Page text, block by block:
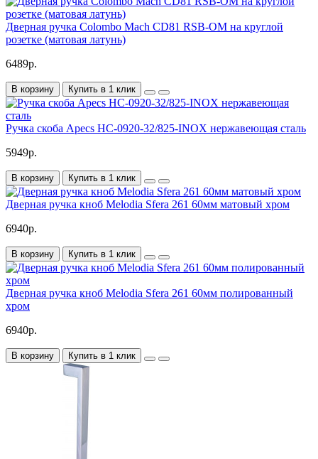
Дверная ручка Colombo Mach CD81 RSB-OM на круглой
розетке (матовая латунь)
6489р.
В корзину Купить в 1 клик
Ручка скоба Apecs HC-0920-32/825-INOX нержавеющая сталь
5949р.
В корзину Купить в 1 клик
Дверная ручка кноб Melodia Sfera 261 60мм матовый хром
6940р.
В корзину Купить в 1 клик
Дверная ручка кноб Melodia Sfera 261 60мм полированный
хром
6940р.
В корзину Купить в 1 клик